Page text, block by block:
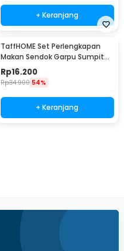
+ Keranjang
TaffHOME Set Perlengkapan
Makan Sendok Garpu Sumpit
Sedotan with Pouch - T10
Rp16.200
Rp34.900 54%
+ Keranjang